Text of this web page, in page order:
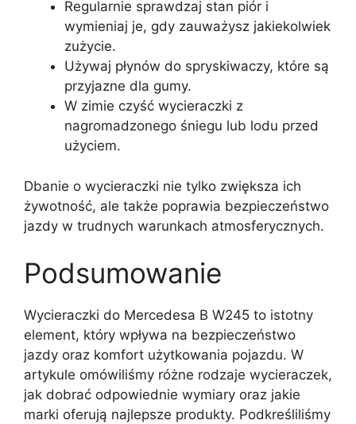
Regularnie sprawdzaj stan piór i
wymieniaj je, gdy zauważysz jakiekolwiek
zużycie.
Używaj płynów do spryskiwaczy, które są
przyjazne dla gumy.
W zimie czyść wycieraczki z
nagromadzonego śniegu lub lodu przed
użyciem.
Dbanie o wycieraczki nie tylko zwiększa ich
żywotność, ale także poprawia bezpieczeństwo
jazdy w trudnych warunkach atmosferycznych.
Podsumowanie
Wycieraczki do Mercedesa B W245 to istotny
element, który wpływa na bezpieczeństwo
jazdy oraz komfort użytkowania pojazdu. W
artykule omówiliśmy różne rodzaje wycieraczek,
jak dobrać odpowiednie wymiary oraz jakie
marki oferują najlepsze produkty. Podkreśliliśmy